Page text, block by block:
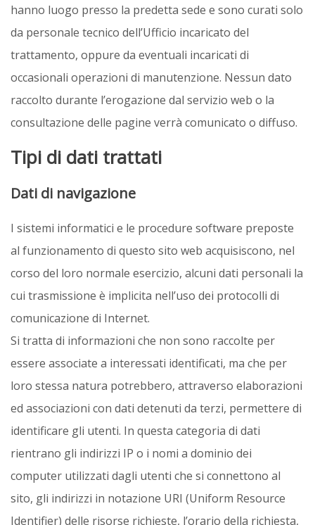
hanno luogo presso la predetta sede e sono curati solo
da personale tecnico dell’Ufficio incaricato del
trattamento, oppure da eventuali incaricati di
occasionali operazioni di manutenzione. Nessun dato
raccolto durante l’erogazione dal servizio web o la
consultazione delle pagine verrà comunicato o diffuso.
Tipi di dati trattati
Dati di navigazione
I sistemi informatici e le procedure software preposte
al funzionamento di questo sito web acquisiscono, nel
corso del loro normale esercizio, alcuni dati personali la
cui trasmissione è implicita nell’uso dei protocolli di
comunicazione di Internet.
Si tratta di informazioni che non sono raccolte per
essere associate a interessati identificati, ma che per
loro stessa natura potrebbero, attraverso elaborazioni
ed associazioni con dati detenuti da terzi, permettere di
identificare gli utenti. In questa categoria di dati
rientrano gli indirizzi IP o i nomi a dominio dei
computer utilizzati dagli utenti che si connettono al
sito, gli indirizzi in notazione URI (Uniform Resource
Identifier) delle risorse richieste, l’orario della richiesta,